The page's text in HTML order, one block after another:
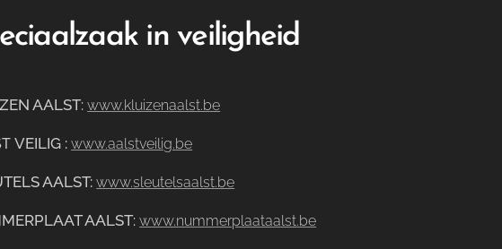
in veiligheid
AALST:www.kluizenaalst.be
VEILIG : www.aalstveilig.be
AALST: www.sleutelsaalst.be
AALST:www.nummerplaataalst.be